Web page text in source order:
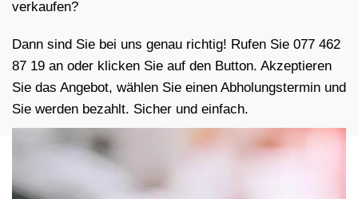
verkaufen?
Dann sind Sie bei uns genau richtig! Rufen Sie 077 462
87 19 an oder klicken Sie auf den Button. Akzeptieren
Sie das Angebot, wählen Sie einen Abholungstermin und
Sie werden bezahlt. Sicher und einfach.